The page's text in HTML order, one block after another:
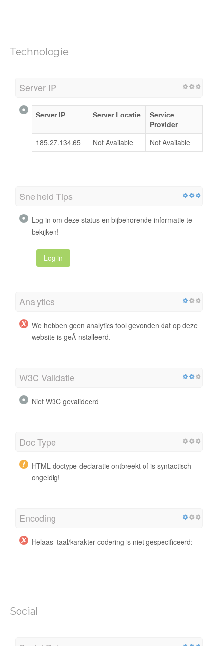
Technologie
Server IP
Server IP Server Locatie
Service
Provider
185.27.134.65
Not Available Not Available
Snelheid Tips
Log in om deze status en bijbehorende informatie te
bekijken!
Log in
Analytics
We hebben geen analytics tool gevonden dat op deze
website is geÃ¯nstalleerd.
W3C Validatie
Niet W3C gevalideerd
Doc Type
HTML doctype-declaratie ontbreekt of is syntactisch
ongeldig!
Encoding
Helaas, taal/karakter codering is niet gespecificeerd:
Social